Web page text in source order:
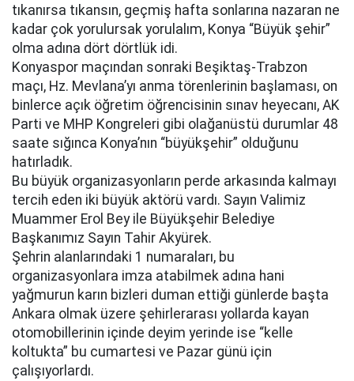
tıkanırsa tıkansın, geçmiş hafta sonlarına nazaran ne
kadar çok yorulursak yorulalım, Konya “Büyük şehir”
olma adına dört dörtlük idi.
Konyaspor maçından sonraki Beşiktaş-Trabzon
maçı, Hz. Mevlana’yı anma törenlerinin başlaması, on
binlerce açık öğretim öğrencisinin sınav heyecanı, AK
Parti ve MHP Kongreleri gibi olağanüstü durumlar 48
saate sığınca Konya’nın “büyükşehir” olduğunu
hatırladık.
Bu büyük organizasyonların perde arkasında kalmayı
tercih eden iki büyük aktörü vardı. Sayın Valimiz
Muammer Erol Bey ile Büyükşehir Belediye
Başkanımız Sayın Tahir Akyürek.
Şehrin alanlarındaki 1 numaraları, bu
organizasyonlara imza atabilmek adına hani
yağmurun karın bizleri duman ettiği günlerde başta
Ankara olmak üzere şehirlerarası yollarda kayan
otomobillerinin içinde deyim yerinde ise “kelle
koltukta” bu cumartesi ve Pazar günü için
çalışıyorlardı.